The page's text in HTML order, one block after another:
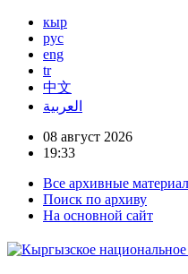
кыр
рус
eng
tr
中文
العربية
08 август 2026
19:33
Все архивные
Поиск по архиву
На основной сайт